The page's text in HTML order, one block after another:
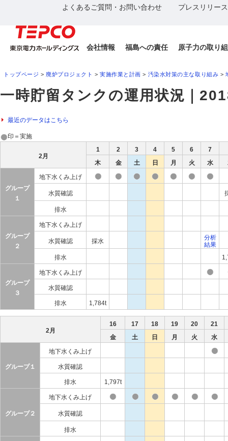
よくあるご質問・お問い合わせ プレスリリー
会社情報 福島への責任 原子力の取り
トップページ > 廃炉プロジェクト >実施作業と計画 > 汚染水対策の主な取り組み >
一時貯留タンクの運用状況｜
最近のデータはこちら
印＝実施
2月
1 2 3 4 5 6
7
木
金 土 日 月 火 水
グループ
１
地下水くみ上げ
水質確認
排水
グループ
２
地下水くみ上げ
水質確認 採水
分析
結果
排水
グループ
３
地下水くみ上げ
水質確認
排水 1,784t
2月
16 17 18 19 20
21
金
土 日 月 火 水
グループ１
地下水くみ上げ
水質確認
排水 1,797t
グループ２
地下水くみ上げ
水質確認
排水